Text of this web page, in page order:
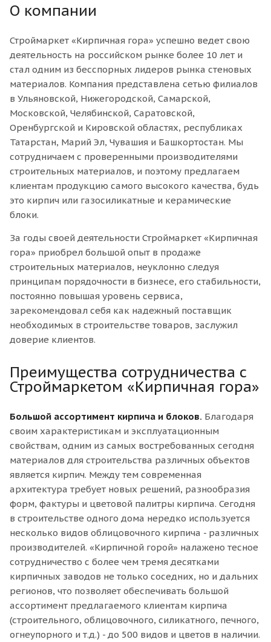
О компании
Строймаркет «Кирпичная гора» успешно ведет свою
деятельность на российском рынке более 10 лет и
стал одним из бесспорных лидеров рынка стеновых
материалов. Компания представлена сетью филиалов
в Ульяновской, Нижегородской, Самарской,
Московской, Челябинской, Саратовской,
Оренбургской и Кировской областях, республиках
Татарстан, Марий Эл, Чувашия и Башкортостан. Мы
сотрудничаем с проверенными производителями
строительных материалов, и поэтому предлагаем
клиентам продукцию самого высокого качества, будь
это кирпич или газосиликатные и керамические
блоки.
За годы своей деятельности Строймаркет «Кирпичная
гора» приобрел большой опыт в продаже
строительных материалов, неуклонно следуя
принципам порядочности в бизнесе, его стабильности,
постоянно повышая уровень сервиса,
зарекомендовал себя как надежный поставщик
необходимых в строительстве товаров, заслужил
доверие клиентов.
Преимущества сотрудничества с
Строймаркетом «Кирпичная гора»
Большой ассортимент кирпича и блоков. Благодаря
своим характеристикам и эксплуатационным
свойствам, одним из самых востребованных сегодня
материалов для строительства различных объектов
является кирпич. Между тем современная
архитектура требует новых решений, разнообразия
форм, фактуры и цветовой палитры кирпича. Сегодня
в строительстве одного дома нередко используется
несколько видов облицовочного кирпича - различных
производителей. «Кирпичной горой» налажено тесное
сотрудничество с более чем тремя десятками
кирпичных заводов не только соседних, но и дальних
регионов, что позволяет обеспечивать большой
ассортимент предлагаемого клиентам кирпича
(строительного, облицовочного, силикатного, печного,
огнеупорного и т.д.) - до 500 видов и цветов в наличии.